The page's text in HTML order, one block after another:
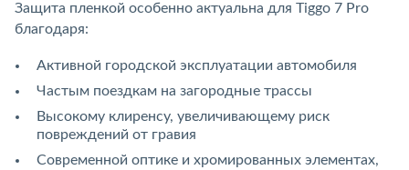
Защита пленкой особенно актуальна для Tiggo 7 Pro
благодаря:
Активной городской эксплуатации автомобиля
Частым поездкам на загородные трассы
Высокому клиренсу, увеличивающему риск
повреждений от гравия
Современной оптике и хромированных элементах,